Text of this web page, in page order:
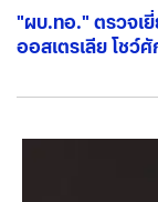
"ผบ.ทอ." ตรวจเ
ออสเตรเลีย โชว์